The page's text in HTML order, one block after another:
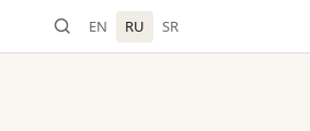
EN RU SR